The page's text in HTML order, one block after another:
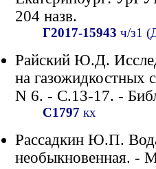
204 назв.
Г2017-15943 ч/з1
Райский Ю.Д.
на газожидкостных
N 6. - С.13-17. -
С1797 кх
Рассадкин Ю.П.
необыкновенная. -